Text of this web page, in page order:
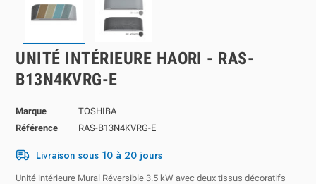
UNITÉ INTÉRIEURE HAORI - RAS-
B13N4KVRG-E
Marque
TOSHIBA
Référence
RAS-B13N4KVRG-E
Livraison sous 10 à 20 jours
Unité intérieure Mural Réversible 3.5 kW avec deux tissus décoratifs